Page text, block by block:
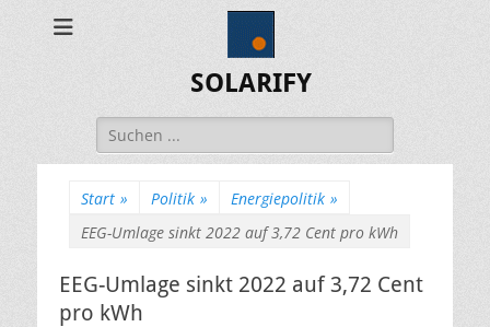
SOLARIFY
Suchen
nach:
Start » Politik » Energiepolitik »
EEG-Umlage sinkt 2022 auf 3,72 Cent pro kWh
EEG-Umlage sinkt 2022 auf 3,72 Cent
pro kWh